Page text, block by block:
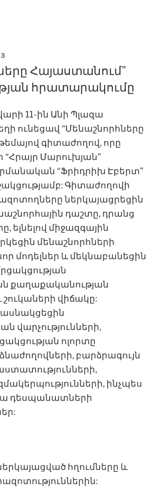
Հայաստանում”
հրատարակումը
11-ին Անի Պլազա
ունեցավ “Մենաշնորհները
գիտաժողով, որը
“Հրայր Մարուխյան”
“Ֆրիդրիխ Էբերտ”
Գիտաժողովի
ներկայացրեցին
դաշտը, դրանց
ելնելով միջազգային
մենաշնորհների
մոդելներ և մեկնաբանեցին
քաղաքականության
վիճակը:
ոլորտը
բարձրագույն
ինչպես
դեսպանատների
հղումները և